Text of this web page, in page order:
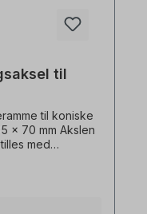
til
til koniske
x 70 mm Akslen
med
for